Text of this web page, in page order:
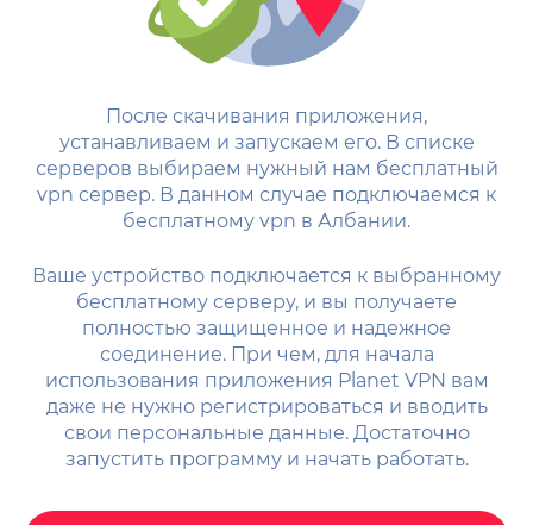
После скачивания приложения,
устанавливаем и запускаем его. В списке
серверов выбираем нужный нам бесплатный
vpn сервер. В данном случае подключаемся к
бесплатному vpn в Албании.
Ваше устройство подключается к выбранному
бесплатному серверу, и вы получаете
полностью защищенное и надежное
соединение. При чем, для начала
использования приложения Planet VPN вам
даже не нужно регистрироваться и вводить
свои персональные данные. Достаточно
запустить программу и начать работать.